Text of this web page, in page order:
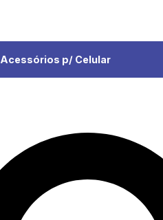
Acessórios p/ Celular